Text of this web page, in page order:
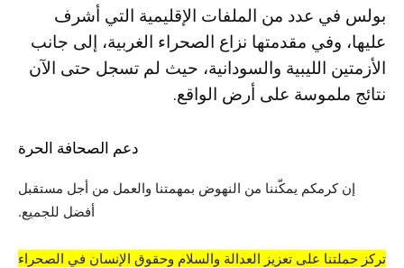
بولس في عدد من الملفات الإقليمية التي أشرف
عليها، وفي مقدمتها نزاع الصحراء الغربية، إلى جانب
الأزمتين الليبية والسودانية، حيث لم تسجل حتى الآن
نتائج ملموسة على أرض الواقع.
دعم الصحافة الحرة
إن كرمكم يمكّننا من النهوض بمهمتنا والعمل من أجل مستقبل
أفضل للجميع.
تركز حملتنا على تعزيز العدالة والسلام وحقوق الإنسان في الصحراء